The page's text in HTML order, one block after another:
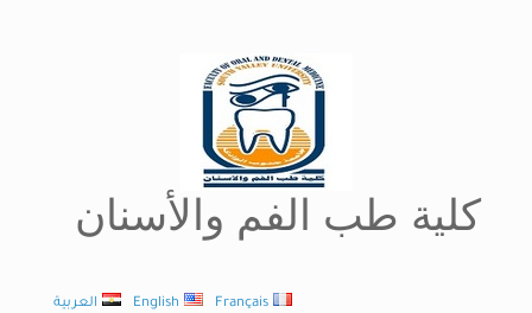
كلية طب الفم والأسنان
العربية English Français